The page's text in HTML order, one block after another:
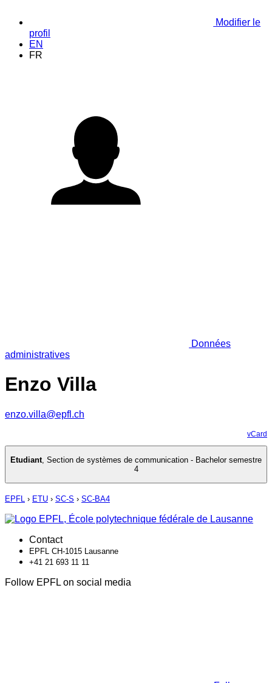
Modifier le
profil
EN
FR
Données
administratives
Enzo Villa
enzo.villa@epfl.ch
vCard
Etudiant, Section de systèmes de communication - Bachelor semestre
4
EPFL › ETU › SC-S › SC-BA4
Contact
EPFL CH-1015 Lausanne
+41 21 693 11 11
Follow EPFL on social media